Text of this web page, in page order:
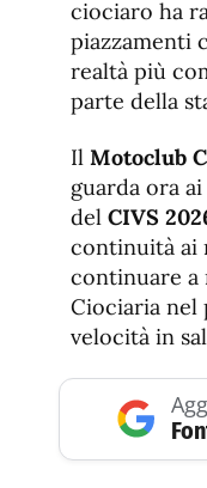
ciociaro ha
piazzamenti
realtà più
parte della
Il Motoclub
guarda ora
del CIVS
continuità ai
continuare a
Ciociaria nel
velocità in